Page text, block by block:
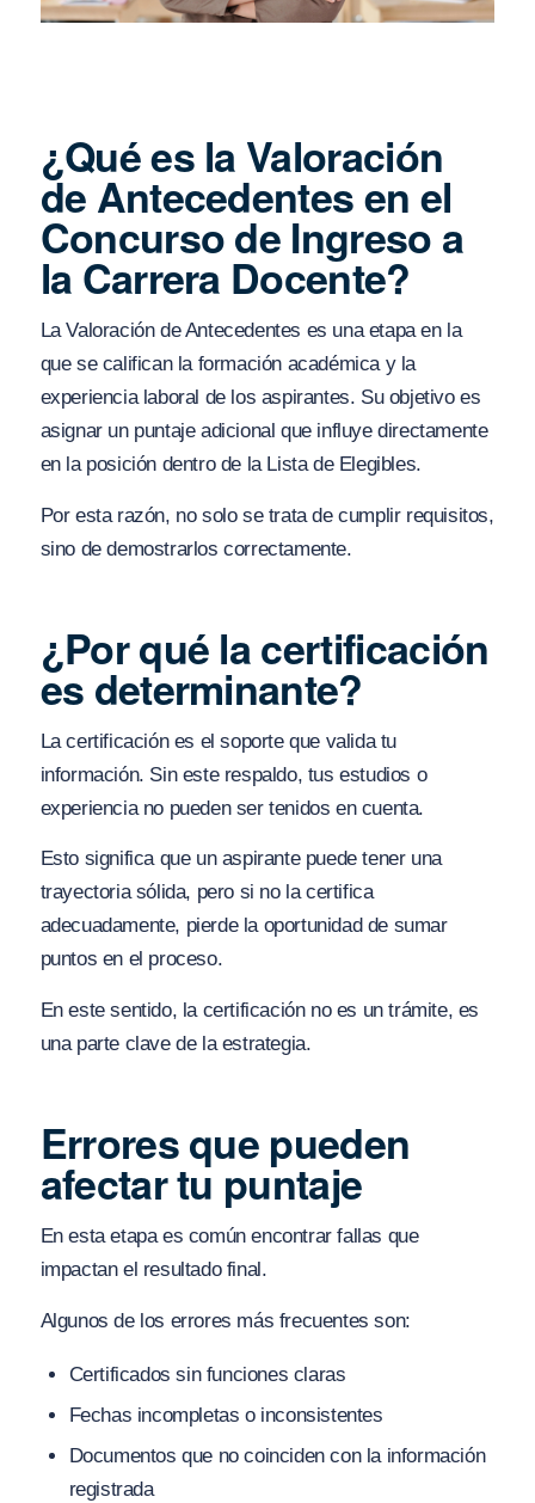
¿Qué es la Valoración
de Antecedentes en el
Concurso de Ingreso a
la Carrera Docente?
La Valoración de Antecedentes es una etapa en la
que se califican la formación académica y la
experiencia laboral de los aspirantes. Su objetivo es
asignar un puntaje adicional que influye directamente
en la posición dentro de la Lista de Elegibles.
Por esta razón, no solo se trata de cumplir requisitos,
sino de demostrarlos correctamente.
¿Por qué la certificación
es determinante?
La certificación es el soporte que valida tu
información. Sin este respaldo, tus estudios o
experiencia no pueden ser tenidos en cuenta.
Esto significa que un aspirante puede tener una
trayectoria sólida, pero si no la certifica
adecuadamente, pierde la oportunidad de sumar
puntos en el proceso.
En este sentido, la certificación no es un trámite, es
una parte clave de la estrategia.
Errores que pueden
afectar tu puntaje
En esta etapa es común encontrar fallas que
impactan el resultado final.
Algunos de los errores más frecuentes son:
Certificados sin funciones claras
Fechas incompletas o inconsistentes
Documentos que no coinciden con la información
registrada